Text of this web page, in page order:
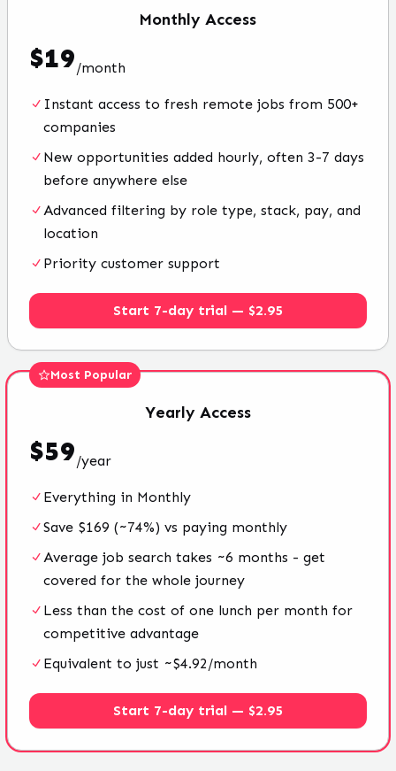
Monthly Access
$19/month
Instant access to fresh remote jobs from 500+
companies
New opportunities added hourly, often 3-7 days
before anywhere else
Advanced filtering by role type, stack, pay, and
location
Priority customer support
Start 7-day trial — $2.95
Most Popular
Yearly Access
$59/year
Everything in Monthly
Save $169 (~74%) vs paying monthly
Average job search takes ~6 months - get
covered for the whole journey
Less than the cost of one lunch per month for
competitive advantage
Equivalent to just ~$4.92/month
Start 7-day trial — $2.95